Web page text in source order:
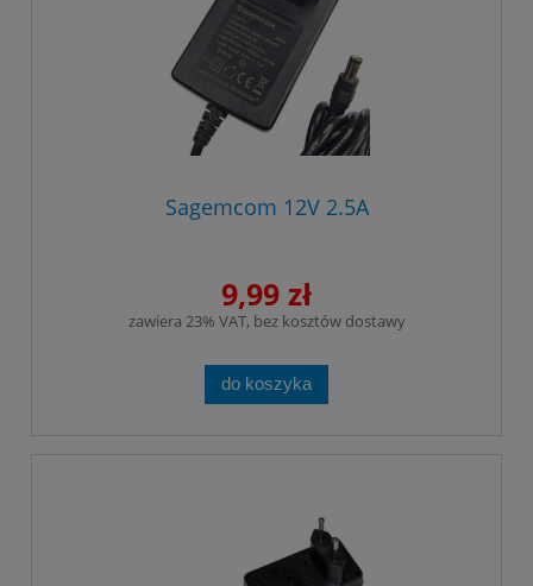
Sagemcom 12V 2.5A
9,99 zł
zawiera 23% VAT, bez kosztów dostawy
do koszyka